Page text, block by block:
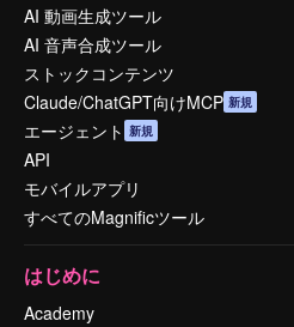
AI 動画生成ツール
AI 音声合成ツール
ストックコンテンツ
Claude/ChatGPT向けMCP 新規
エージェント 新規
API
モバイルアプリ
すべてのMagnificツール
はじめに
Academy